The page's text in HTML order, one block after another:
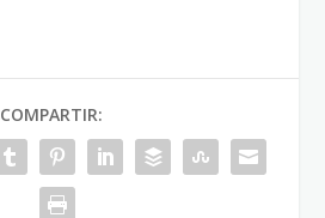
COMPARTIR: